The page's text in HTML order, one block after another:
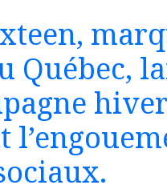
Québec,